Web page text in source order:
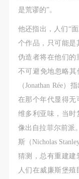
是荒谬的”。
他还指出，人们“
个作品，只可能是
伪造者将在他们的
不可避免地忽略其
（Jonathan Rée
在那个年代显得无
维多利亚味，当时
像出自拉菲尔前派
斯（Nicholas
猜测，总有重建建
人们在威廉斯堡